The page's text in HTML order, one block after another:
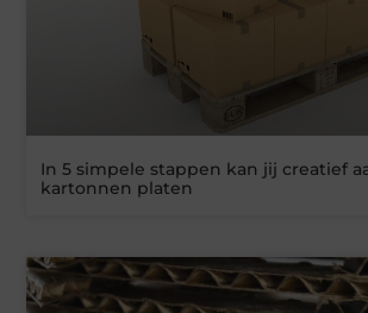
In 5 simpele stappen kan jij creatief
kartonnen platen